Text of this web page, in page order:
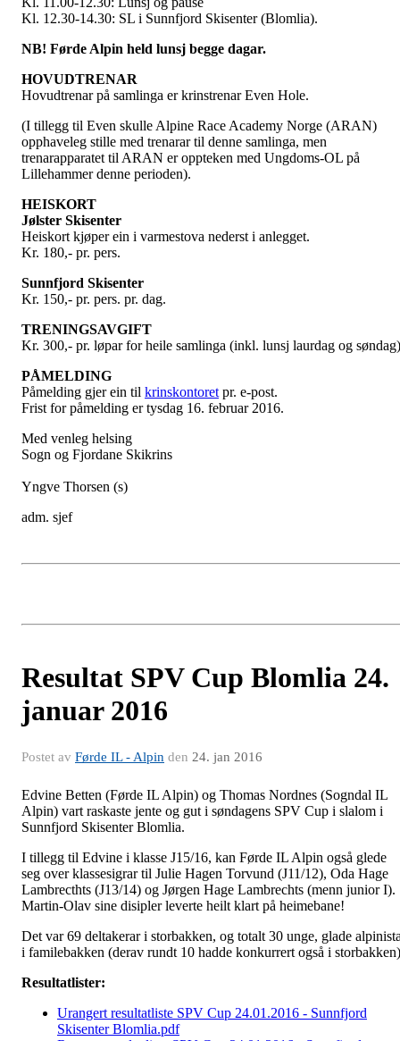
Kl. 12.30-14.30: SL i Sunnfjord Skisenter (Blomlia).
NB! Førde Alpin held lunsj begge dagar.
HOVUDTRENAR
Hovudtrenar på samlinga er krinstrenar Even Hole.
(I tillegg til Even skulle Alpine Race Academy Norge (ARAN)
opphaveleg stille med trenarar til denne samlinga, men
trenarapparatet til ARAN er oppteken med Ungdoms-OL på
Lillehammer denne perioden).
HEISKORT
Jølster Skisenter
Heiskort kjøper ein i varmestova nederst i anlegget.
Kr. 180,- pr. pers.
Sunnfjord Skisenter
Kr. 150,- pr. pers. pr. dag.
TRENINGSAVGIFT
Kr. 300,- pr. løpar for heile samlinga (inkl. lunsj laurdag og
PÅMELDING
Påmelding gjer ein til krinskontoret pr. e-post.
Frist for påmelding er tysdag 16. februar 2016.
Med venleg helsing
Sogn og Fjordane Skikrins
Yngve Thorsen (s)
adm. sjef
Resultat SPV Cup Blomlia 24.
januar 2016
Postet av Førde IL - Alpin den 24. jan 2016
Edvine Betten (Førde IL Alpin) og Thomas Nordnes (Sogndal IL
Alpin) vart raskaste jente og gut i søndagens SPV Cup i slalom i
Sunnfjord Skisenter Blomlia.
I tillegg til Edvine i klasse J15/16, kan Førde IL Alpin også glede
seg over klassesigrar til Julie Hagen Torvund (J11/12), Oda Hage
Lambrecthts (J13/14) og Jørgen Hage Lambrechts (menn junior I).
Martin-Olav sine disipler leverte heilt klart på heimebane!
Det var 69 deltakerar i storbakken, og totalt 30 unge, glade
i familebakken (derav rundt 10 hadde konkurrert også i
Resultatlister:
Urangert resultatliste SPV Cup 24.01.2016 - Sunnfjord
Skisenter Blomlia.pdf